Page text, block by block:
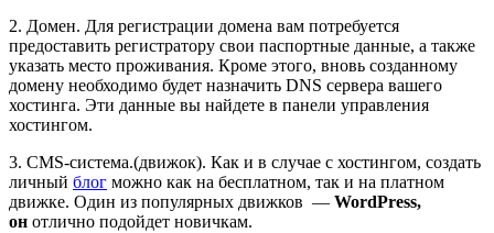
2. Домен. Для регистрации домена вам потребуется
предоставить регистратору свои паспортные данные, а также
указать место проживания. Кроме этого, вновь созданному
домену необходимо будет назначить DNS сервера вашего
хостинга. Эти данные вы найдете в панели управления
хостингом.
3. CMS-система.(движок). Как и в случае с хостингом, создать
личный блог можно как на бесплатном, так и на платном
движке. Один из популярных движков — WordPress,
он отлично подойдет новичкам.